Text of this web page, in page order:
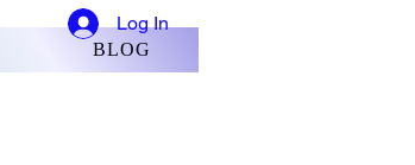
BLOG
Log In